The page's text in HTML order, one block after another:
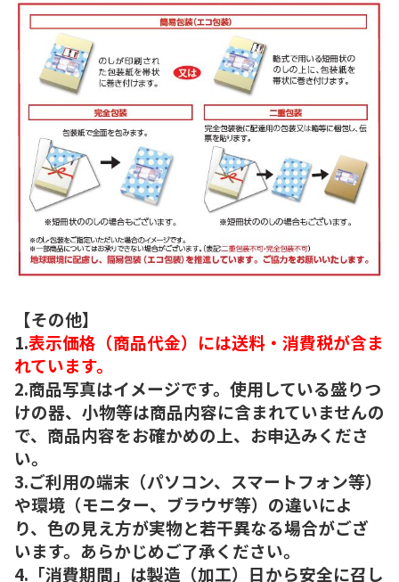
【その他】
1.表示価格（商品代金）には送料・消費税が含ま
れています。
2.商品写真はイメージです。使用している盛りつ
けの器、小物等は商品内容に含まれていませんの
で、商品内容をお確かめの上、お申込みくださ
い。
3.ご利用の端末（パソコン、スマートフォン等）
や環境（モニター、ブラウザ等）の違いによ
り、色の見え方が実物と若干異なる場合がござ
います。あらかじめご了承ください。
4.「消費期間」は製造（加工）日から安全に召し